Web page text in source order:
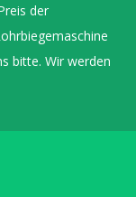
der
bitte. Wir werden